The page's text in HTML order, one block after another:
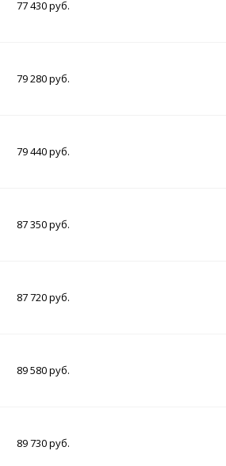
77 430 руб.
79 280 руб.
79 440 руб.
87 350 руб.
87 720 руб.
89 580 руб.
89 730 руб.